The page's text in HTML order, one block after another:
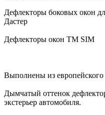
Дефлекторы боковых окон
Дастер
Дефлекторы окон TM SIM
Выполнены из европейского
Дымчатый оттенок
экстерьер автомобиля.